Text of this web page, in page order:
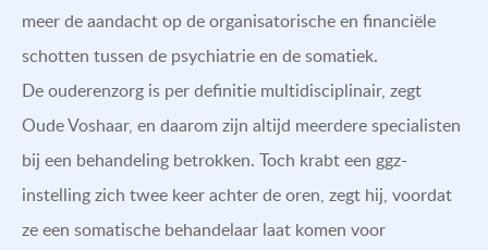
meer de aandacht op de organisatorische en financiële
schotten tussen de psychiatrie en de somatiek.
De ouderenzorg is per definitie multidisciplinair, zegt
Oude Voshaar, en daarom zijn altijd meerdere specialisten
bij een behandeling betrokken. Toch krabt een ggz-
instelling zich twee keer achter de oren, zegt hij, voordat
ze een somatische behandelaar laat komen voor